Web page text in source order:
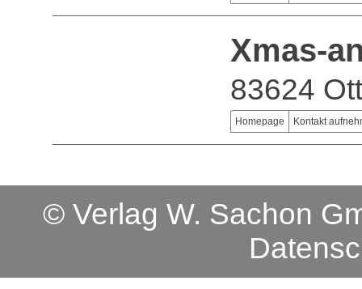
Xmas-
83624
Homepage Kontakt
© Verlag W. Sachon